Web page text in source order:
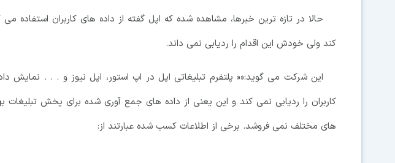
حالا در تازه ترین خبرها، مشاهده شده که اپل گفته از داده های کاربران استفاده
کند ولی خودش این اقدام را ردیابی نمی داند.
این شرکت می گوید:«« پلتفرم تبلیغاتی اپل در اپ استور، اپل نیوز و . . . نمایش
کاربران را ردیابی نمی کند و این یعنی از داده های جمع آوری شده برای پخش تبلیغات
های مختلف نمی فروشد. برخی از اطلاعات کسب شده عبارتند از: